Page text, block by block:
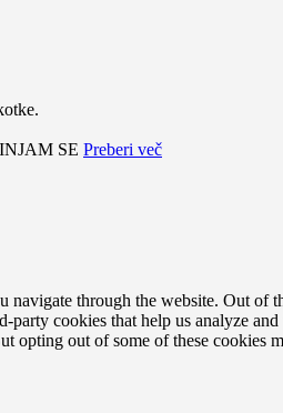
SE Preberi več
through the website. Out of
cookies that help us analyze
opting out of some of these cookies